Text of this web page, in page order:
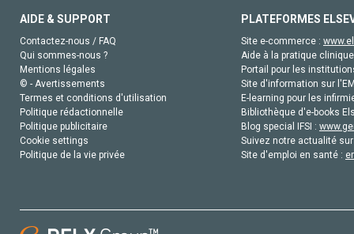
AIDE & SUPPORT
Contactez-nous / FAQ
Qui sommes-nous ?
Mentions légales
© - Avertissements
Termes et conditions d'utilisation
Politique rédactionnelle
Politique publicitaire
Cookie settings
Politique de la vie privée
PLATEFORMES
Site e-commerce :
Aide à la pratique
Portail pour les
Site d'information sur
E-learning pour les
Bibliothèque d'e-books
Blog special IFSI :
Suivez notre actualité
Site d'emploi en santé :